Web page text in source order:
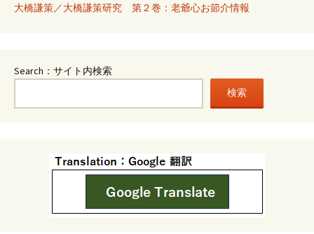
大橋謙策／大橋謙策研究 第２巻：老爺心お節介情報
Search：サイト内検索
検索